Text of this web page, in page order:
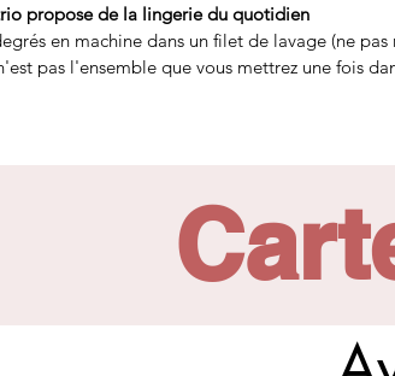
propose de la lingerie du quotidien
en machine dans un filet de lavage (ne
pas l'ensemble que vous mettrez une fois